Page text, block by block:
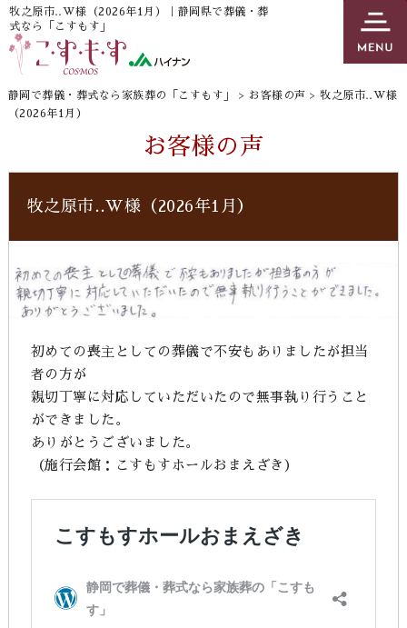
牧之原市‥W様（2026年1月）｜静岡県で葬儀・葬
式なら「こすもす」
静岡で葬儀・葬式なら家族葬の「こすもす」 >お客様の声 >牧之原市‥W様
（2026年1月）
お客様の声
牧之原市‥W様（2026年1月）
初めての喪主としての葬儀で不安もありましたが担当
者の方が
親切丁寧に対応していただいたので無事執り行うこと
ができました。
ありがとうございました。
（施行会館：こすもすホールおまえざき）